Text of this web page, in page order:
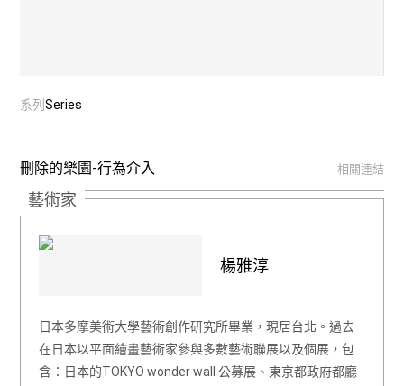
系列Series
刪除的樂園-行為介入 相關連結
藝術家
楊雅淳
日本多摩美術大學藝術創作研究所畢業，現居台北。過去
在日本以平面繪畫藝術家參與多數藝術聯展以及個展，包
含：日本的TOKYO wonder wall 公募展、東京都政府都廳